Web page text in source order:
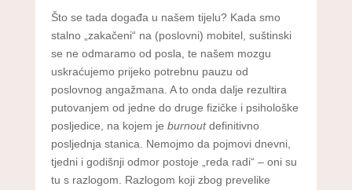
Što se tada događa u našem tijelu? Kada smo
stalno „zakačeni“ na (poslovni) mobitel, suštinski
se ne odmaramo od posla, te našem mozgu
uskraćujemo prijeko potrebnu pauzu od
poslovnog angažmana. A to onda dalje rezultira
putovanjem od jedne do druge fizičke i psihološke
posljedice, na kojem je burnoutdefinitivno
posljednja stanica. Nemojmo da pojmovi dnevni,
tjedni i godišnji odmor postoje „reda radi“ – oni su
tu s razlogom. Razlogom koji zbog prevelike